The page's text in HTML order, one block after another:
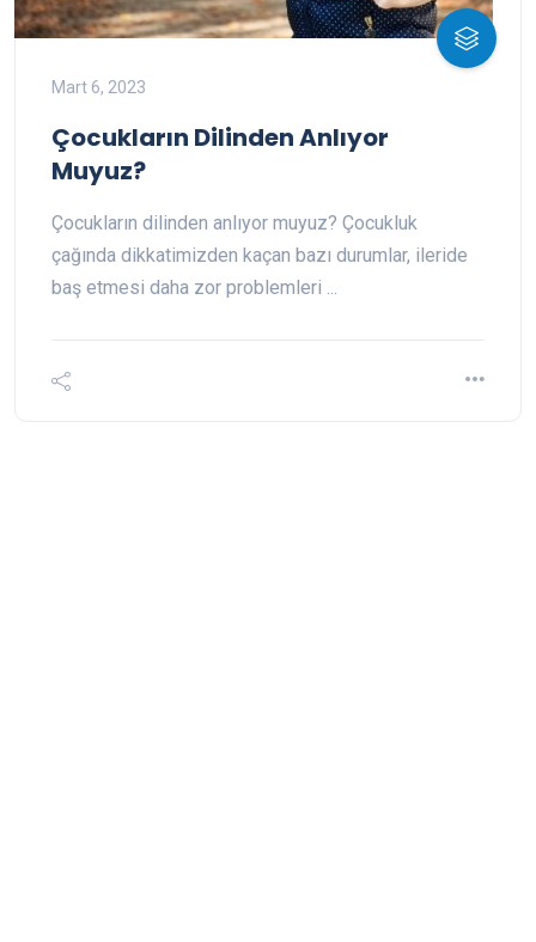
Mart 6, 2023
Çocukların Dilinden Anlıyor
Muyuz?
Çocukların dilinden anlıyor muyuz? Çocukluk
çağında dikkatimizden kaçan bazı durumlar, ileride
baş etmesi daha zor problemleri ...